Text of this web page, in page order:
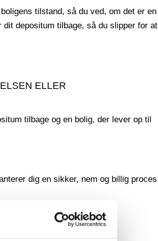
tilstand, så du ved, om det er en
dit depositum tilbage, så du slipper for at
ELLER
tilbage og en bolig, der lever op til
dig en sikker, nem og billig proces